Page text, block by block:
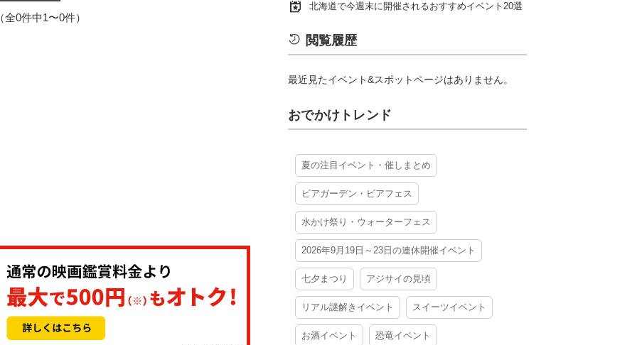
全0件中1〜0件）
北海道で今週末に開催されるおすすめイベント20選
閲覧履歴
最近見たイベント&スポットページはありません。
おでかけトレンド
夏の注目イベント・催しまとめ
ビアガーデン・ビアフェス
水かけ祭り・ウォーターフェス
2026年9月19日～23日の連休開催イベント
七夕まつり アジサイの見頃
リアル謎解きイベント スイーツイベント
お酒イベント 恐竜イベント